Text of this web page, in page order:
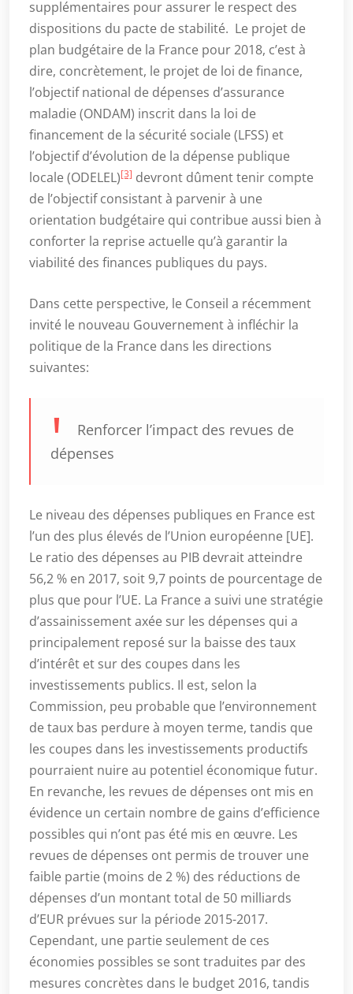
supplémentaires pour assurer le respect des
dispositions du pacte de stabilité. Le projet de
plan budgétaire de la France pour 2018, c’est à
dire, concrètement, le projet de loi de finance,
l’objectif national de dépenses d’assurance
maladie (ONDAM) inscrit dans la loi de
financement de la sécurité sociale (LFSS) et
l’objectif d’évolution de la dépense publique
locale (ODELEL)[3] devront dûment tenir compte
de l’objectif consistant à parvenir à une
orientation budgétaire qui contribue aussi bien à
conforter la reprise actuelle qu’à garantir la
viabilité des finances publiques du pays.
Dans cette perspective, le Conseil a récemment
invité le nouveau Gouvernement à infléchir la
politique de la France dans les directions
suivantes:
Renforcer l’impact des revues de
dépenses
Le niveau des dépenses publiques en France est
l’un des plus élevés de l’Union européenne [UE].
Le ratio des dépenses au PIB devrait atteindre
56,2 % en 2017, soit 9,7 points de pourcentage de
plus que pour l’UE. La France a suivi une stratégie
d’assainissement axée sur les dépenses qui a
principalement reposé sur la baisse des taux
d’intérêt et sur des coupes dans les
investissements publics. Il est, selon la
Commission, peu probable que l’environnement
de taux bas perdure à moyen terme, tandis que
les coupes dans les investissements productifs
pourraient nuire au potentiel économique futur.
En revanche, les revues de dépenses ont mis en
évidence un certain nombre de gains d’efficience
possibles qui n’ont pas été mis en œuvre. Les
revues de dépenses ont permis de trouver une
faible partie (moins de 2 %) des réductions de
dépenses d’un montant total de 50 milliards
d’EUR prévues sur la période 2015-2017.
Cependant, une partie seulement de ces
économies possibles se sont traduites par des
mesures concrètes dans le budget 2016, tandis